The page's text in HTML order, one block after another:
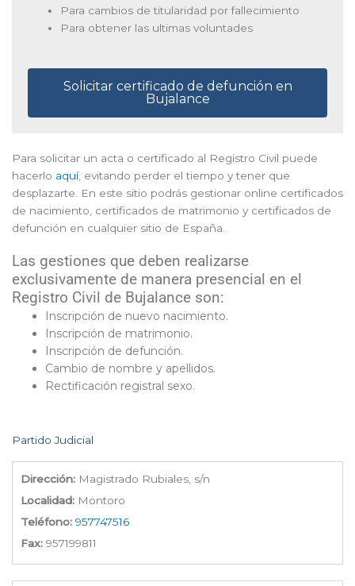
Para cambios de titularidad por fallecimiento
Para obtener las ultimas voluntades
Solicitar certificado de defunción en
Bujalance
Para solicitar un acta o certificado al Registro Civil puede
hacerlo aquí, evitando perder el tiempo y tener que
desplazarte. En este sitio podrás gestionar online certificados
de nacimiento, certificados de matrimonio y certificados de
defunción en cualquier sitio de España.
Las gestiones que deben realizarse
exclusivamente de manera presencial en el
Registro Civil de Bujalance son:
Inscripción de nuevo nacimiento.
Inscripción de matrimonio.
Inscripción de defunción.
Cambio de nombre y apellidos.
Rectificación registral sexo.
Partido Judicial
Dirección: Magistrado Rubiales, s/n
Localidad: Montoro
Teléfono: 957747516
Fax: 957199811